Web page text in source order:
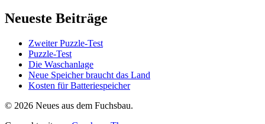
Neueste Beiträge
Zweiter Puzzle-Test
Puzzle-Test
Die Waschanlage
Neue Speicher braucht das Land
Kosten für Batteriespeicher
© 2026 Neues aus dem Fuchsbau.